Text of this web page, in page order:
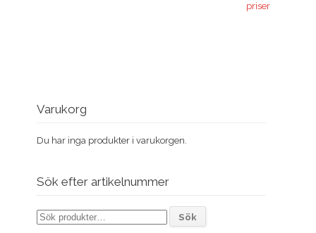
priser
Varukorg
Du har inga produkter i varukorgen.
Sök efter artikelnummer
Sök
efter:
Sök